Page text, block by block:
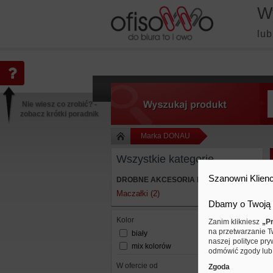
Marka DONAU
Wszystkie kategorie
DROBNE AKCESORIA BIUROWE
Maczałki (2)
kolor
biały
mix kolorów
W ofercie od
Nie wiesz co zrobić? -
zobacz krótki poradnik
Szanowni
Dbamy o
Zanim klikniesz
na przetwarzanie
naszej polityce
odmówić zgody
Zgoda